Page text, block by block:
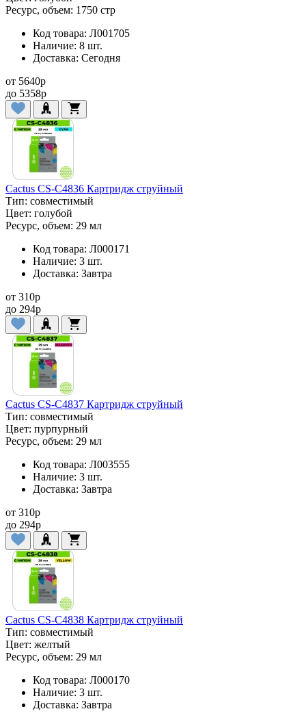
Ресурс, объем: 1750 стр
Код товара: Л001705
Наличие: 8 шт.
Доставка: Сегодня
от 5640p
до 5358p
Cactus CS-C4836 Картридж струйный
Тип: совместимый
Цвет: голубой
Ресурс, объем: 29 мл
Код товара: Л000171
Наличие: 3 шт.
Доставка: Завтра
от 310p
до 294p
Cactus CS-C4837 Картридж струйный
Тип: совместимый
Цвет: пурпурный
Ресурс, объем: 29 мл
Код товара: Л003555
Наличие: 3 шт.
Доставка: Завтра
от 310p
до 294p
Cactus CS-C4838 Картридж струйный
Тип: совместимый
Цвет: желтый
Ресурс, объем: 29 мл
Код товара: Л000170
Наличие: 3 шт.
Доставка: Завтра